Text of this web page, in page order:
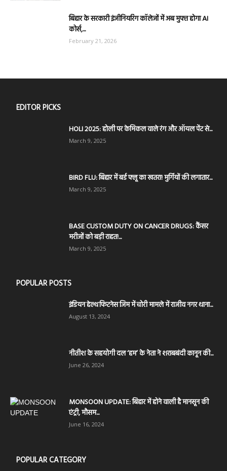
बिहार के सरकारी इंजीनियरिंग कॉलेजों में अब मुफ्त होगा AI
कोर्स,...
February 21, 2026
EDITOR PICKS
HOLI 2025: होली पर केमिकल वाले रंग और ऑयल पेंट से...
March 9, 2025
BIRD FLU: बिहार में बर्ड फ्लू का खतरा! मुर्गियों की लगातार...
March 9, 2025
BASE CUSTOM DUTY ON CANCER DRUGS: कैंसर
मरीजों को बड़ी राहत!...
March 9, 2025
POPULAR POSTS
इंडियन हेल्थ फिटनेस जिम में चोरी मामले में राजीव नगर थाना...
August 13, 2024
नीतीश के सहयोगी दल ‘हम’ के नेता ने शराबबंदी कानून की...
June 26, 2024
MONSOON UPDATE: बिहार में होने वाली है मानसून की
एंट्री, मौसम...
June 16, 2024
POPULAR CATEGORY